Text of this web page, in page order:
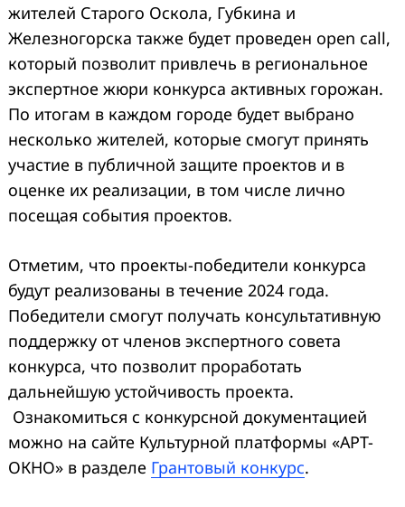
жителей Старого Оскола, Губкина и
Железногорска также будет проведен open call,
который позволит привлечь в региональное
экспертное жюри конкурса активных горожан.
По итогам в каждом городе будет выбрано
несколько жителей, которые смогут принять
участие в публичной защите проектов и в
оценке их реализации, в том числе лично
посещая события проектов.
Отметим, что проекты-победители конкурса
будут реализованы в течение 2024 года.
Победители смогут получать консультативную
поддержку от членов экспертного совета
конкурса, что позволит проработать
дальнейшую устойчивость проекта.
Ознакомиться с конкурсной документацией
можно на сайте Культурной платформы «АРТ-
ОКНО» в разделе Грантовый конкурс.